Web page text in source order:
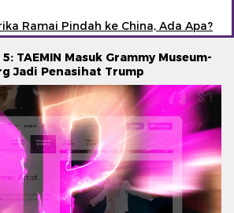
Ramai Pindah ke China, Ada Apa?
TAEMIN Masuk Grammy Museum-
Jadi Penasihat Trump